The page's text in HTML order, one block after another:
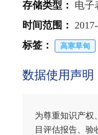
存储类型 ：
电子
时间范围 ：
标签 ： 高寒草甸
数据使用声明
为尊重知识产权
目评估报告、